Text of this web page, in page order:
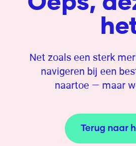
Net zoals een sterk
navigeren bij een
naartoe — maar
Terug naar